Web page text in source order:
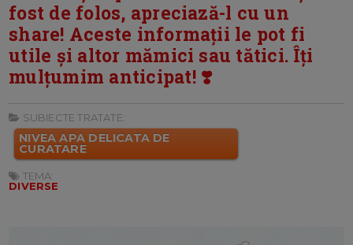
fost de folos, apreciază-l cu un
share! Aceste informații le pot fi
utile și altor mămici sau tătici. Îți
mulțumim anticipat! ❣️
SUBIECTE TRATATE:
NIVEA APA DELICATA DE
CURATARE
TEMA:
DIVERSE